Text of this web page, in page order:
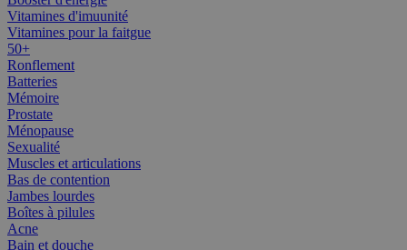
Vitamines d'imuunité
Vitamines pour la faitgue
50+
Ronflement
Batteries
Mémoire
Prostate
Ménopause
Sexualité
Muscles et articulations
Bas de contention
Jambes lourdes
Boîtes à pilules
Acne
Bain et douche